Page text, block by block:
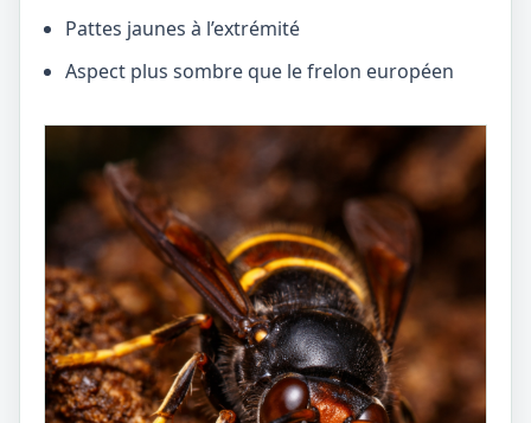
Pattes jaunes à l’extrémité
Aspect plus sombre que le frelon européen